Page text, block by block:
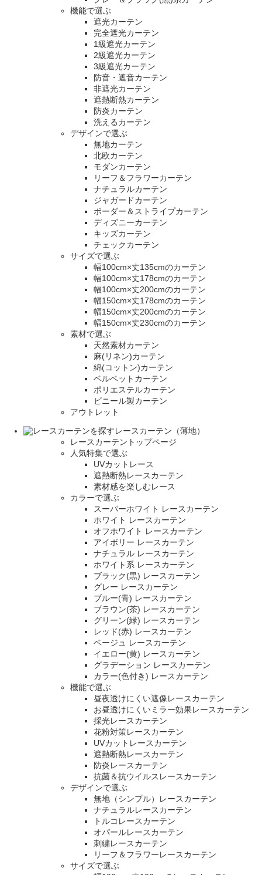
機能で選ぶ
遮光カーテン
完全遮光カーテン
1級遮光カーテン
2級遮光カーテン
3級遮光カーテン
防音・遮音カーテン
非遮光カーテン
遮熱断熱カーテン
防炎カーテン
洗えるカーテン
デザインで選ぶ
無地カーテン
北欧カーテン
モダンカーテン
リーフ＆フラワーカーテン
ナチュラルカーテン
ジャガードカーテン
ボーダー＆ストライプカーテン
ディズニーカーテン
キッズカーテン
チェックカーテン
サイズで選ぶ
幅100cm×丈135cmのカーテン
幅100cm×丈178cmのカーテン
幅100cm×丈200cmのカーテン
幅150cm×丈178cmのカーテン
幅150cm×丈200cmのカーテン
幅150cm×丈230cmのカーテン
素材で選ぶ
天然素材カーテン
麻(リネン)カーテン
綿(コットン)カーテン
ベルベットカーテン
ポリエステルカーテン
ビニール製カーテン
アウトレット
レースカーテン（薄地）
レースカーテントップページ
人気特集で選ぶ
UVカットレース
遮熱断熱レースカーテン
素材感を楽しむレース
カラーで選ぶ
スーパーホワイト レースカーテン
ホワイト レースカーテン
オフホワイト レースカーテン
アイボリー レースカーテン
ナチュラル レースカーテン
ホワイト系 レースカーテン
ブラック(黒) レースカーテン
グレー レースカーテン
ブルー(青) レースカーテン
ブラウン(茶) レースカーテン
グリーン(緑) レースカーテン
レッド(赤) レースカーテン
ベージュ レースカーテン
イエロー(黄) レースカーテン
グラデーション レースカーテン
カラー(色付き) レースカーテン
機能で選ぶ
昼夜透けにくい遮像レースカーテン
お昼透けにくいミラー効果レースカーテン
採光レースカーテン
花粉対策レースカーテン
UVカットレースカーテン
遮熱断熱レースカーテン
防炎レースカーテン
抗菌＆抗ウイルスレースカーテン
デザインで選ぶ
無地（シンプル）レースカーテン
ナチュラルレースカーテン
トルコレースカーテン
オパールレースカーテン
刺繍レースカーテン
リーフ＆フラワーレースカーテン
サイズで選ぶ